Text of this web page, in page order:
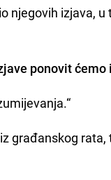
njegovih izjava, u
ponovit ćemo
građanskog